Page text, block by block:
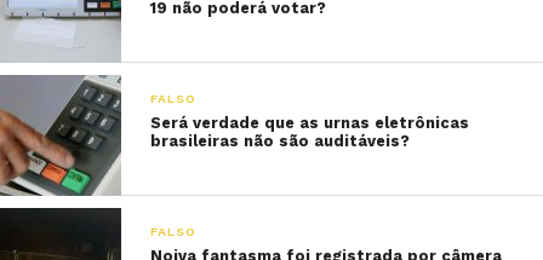
19 não poderá votar?
FALSO
Será verdade que as urnas eletrônicas
brasileiras não são auditáveis?
FALSO
Noiva fantasma foi registrada por câmera